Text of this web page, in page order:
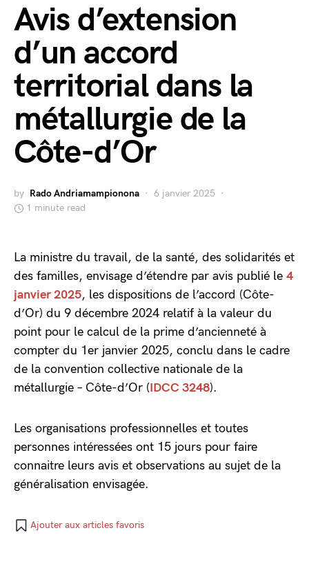
Avis d’extension
d’un accord
territorial dans la
métallurgie de la
Côte-d’Or
by Rado Andriamampionona
6 janvier 2025
1 minute read
La ministre du travail, de la santé, des solidarités et
des familles, envisage d’étendre par avis publié le 4
janvier 2025, les dispositions de l’accord (Côte-
d’Or) du 9 décembre 2024 relatif à la valeur du
point pour le calcul de la prime d’ancienneté à
compter du 1er janvier 2025, conclu dans le cadre
de la convention collective nationale de la
métallurgie – Côte-d’Or (IDCC 3248).
Les organisations professionnelles et toutes
personnes intéressées ont 15 jours pour faire
connaitre leurs avis et observations au sujet de la
généralisation envisagée.
Ajouter aux articles favoris